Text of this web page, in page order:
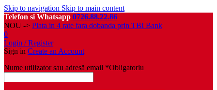
Skip to navigation Skip to main content
Telefon si Whatsapp 0726.88.22.86
NOU -> Plata in 4 rate fara dobanda prin TBI Bank
0
Login / Register
Sign in Create an Account
Nume utilizator sau adresă email *Obligatoriu